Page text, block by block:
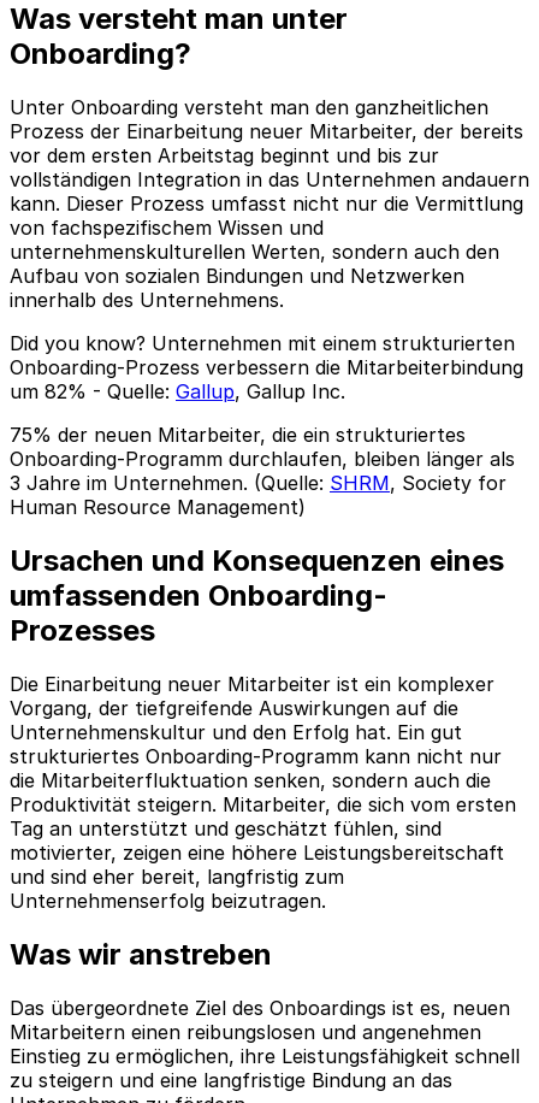
Was versteht man unter
Onboarding?
Unter Onboarding versteht man den ganzheitlichen
Prozess der Einarbeitung neuer Mitarbeiter, der bereits
vor dem ersten Arbeitstag beginnt und bis zur
vollständigen Integration in das Unternehmen andauern
kann. Dieser Prozess umfasst nicht nur die Vermittlung
von fachspezifischem Wissen und
unternehmenskulturellen Werten, sondern auch den
Aufbau von sozialen Bindungen und Netzwerken
innerhalb des Unternehmens.
Did you know? Unternehmen mit einem strukturierten
Onboarding-Prozess verbessern die Mitarbeiterbindung
um 82% - Quelle: Gallup, Gallup Inc.
75% der neuen Mitarbeiter, die ein strukturiertes
Onboarding-Programm durchlaufen, bleiben länger als
3 Jahre im Unternehmen. (Quelle: SHRM, Society for
Human Resource Management)
Ursachen und Konsequenzen eines
umfassenden Onboarding-
Prozesses
Die Einarbeitung neuer Mitarbeiter ist ein komplexer
Vorgang, der tiefgreifende Auswirkungen auf die
Unternehmenskultur und den Erfolg hat. Ein gut
strukturiertes Onboarding-Programm kann nicht nur
die Mitarbeiterfluktuation senken, sondern auch die
Produktivität steigern. Mitarbeiter, die sich vom ersten
Tag an unterstützt und geschätzt fühlen, sind
motivierter, zeigen eine höhere Leistungsbereitschaft
und sind eher bereit, langfristig zum
Unternehmenserfolg beizutragen.
Was wir anstreben
Das übergeordnete Ziel des Onboardings ist es, neuen
Mitarbeitern einen reibungslosen und angenehmen
Einstieg zu ermöglichen, ihre Leistungsfähigkeit schnell
zu steigern und eine langfristige Bindung an das